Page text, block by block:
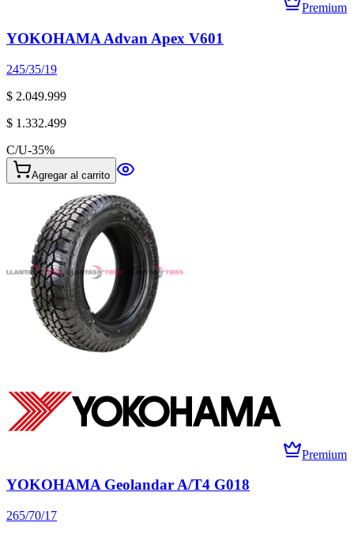
Premium
YOKOHAMA Advan Apex V601
245/35/19
$ 2.049.999
$ 1.332.499
C/U-35%
Agregar al carrito
Premium
YOKOHAMA Geolandar A/T4 G018
265/70/17